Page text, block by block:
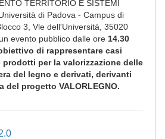
TERRITORIO E SISTEMI
di Padova - Campus di
3, Vle dell'Università, 35020
evento pubblico dalle ore 14.30
di rappresentare casi
per la valorizzazione delle
del legno e derivati, derivanti
del progetto VALORLEGNO.